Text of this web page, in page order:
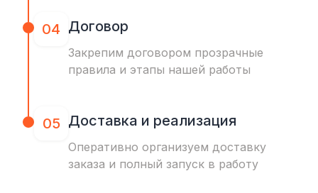
04 Договор
Закрепим договором прозрачные
правила и этапы нашей работы
05 Доставка и реализация
Оперативно организуем доставку
заказа и полный запуск в работу